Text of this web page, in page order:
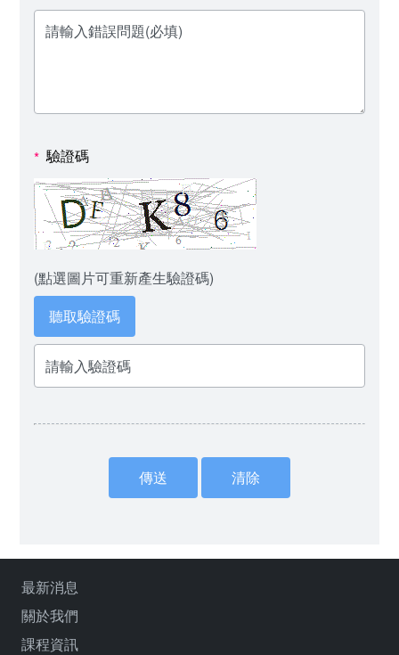
* 驗證碼
(點選圖片可重新產生驗證碼)
聽取驗證碼
最新消息
關於我們
課程資訊